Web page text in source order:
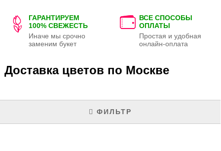
ГАРАНТИРУЕМ
100% СВЕЖЕСТЬ
Иначе мы срочно
заменим букет
ВСЕ СПОСОБЫ
ОПЛАТЫ
Простая и удобная
онлайн-оплата
Доставка цветов по Москве
ФИЛЬТР